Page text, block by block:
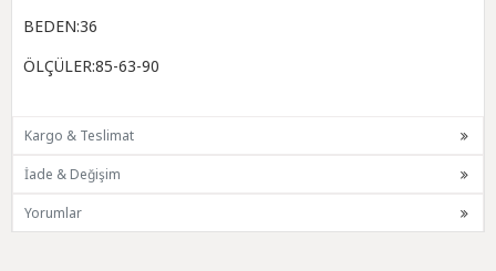
BEDEN:36
ÖLÇÜLER:85-63-90
Kargo & Teslimat
İade & Değişim
Yorumlar